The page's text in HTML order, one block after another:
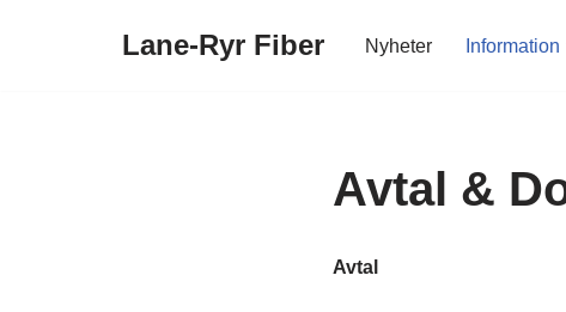
Lane-Ryr Fiber Nyheter Information
Avtal &
Avtal